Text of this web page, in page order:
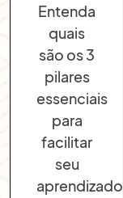
Entenda
quais
são os 3
pilares
essenciais
para
facilitar
seu
aprendizado.